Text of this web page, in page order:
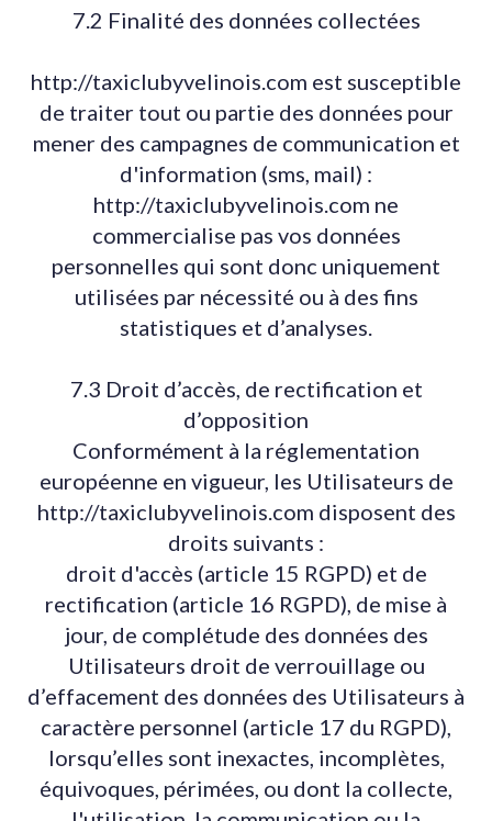
7.2 Finalité des données collectées
http://taxiclubyvelinois.com est susceptible
de traiter tout ou partie des données pour
mener des campagnes de communication et
d'information (sms, mail) :
http://taxiclubyvelinois.com ne
commercialise pas vos données
personnelles qui sont donc uniquement
utilisées par nécessité ou à des fins
statistiques et d’analyses.
7.3 Droit d’accès, de rectification et
d’opposition
Conformément à la réglementation
européenne en vigueur, les Utilisateurs de
http://taxiclubyvelinois.com disposent des
droits suivants :
droit d'accès (article 15 RGPD) et de
rectification (article 16 RGPD), de mise à
jour, de complétude des données des
Utilisateurs droit de verrouillage ou
d’effacement des données des Utilisateurs à
caractère personnel (article 17 du RGPD),
lorsqu’elles sont inexactes, incomplètes,
équivoques, périmées, ou dont la collecte,